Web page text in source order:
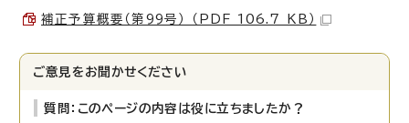
補正予算概要（第99号） （PDF 106.7 KB）
ご意見をお聞かせください
質問：このページの内容は役に立ちましたか？